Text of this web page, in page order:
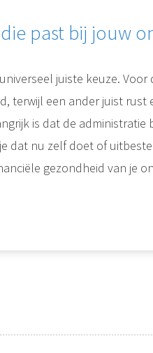
past bij jouw
juiste keuze.
terwijl een ander juist
is dat de
dat nu zelf doet of
gezondheid van je